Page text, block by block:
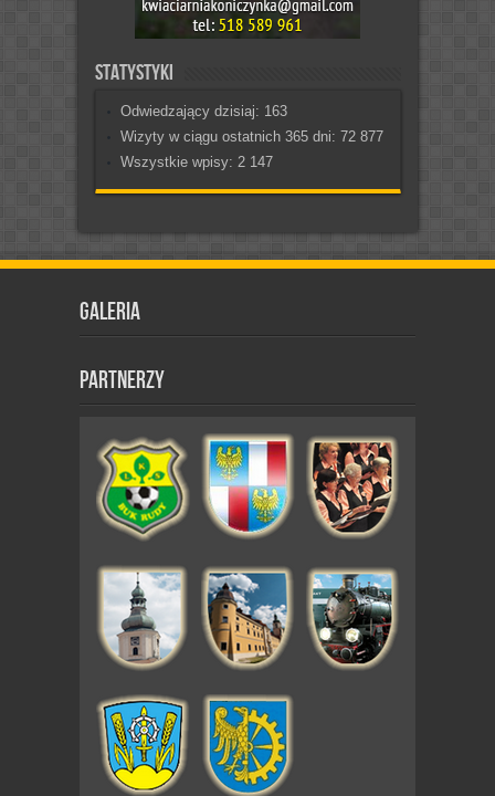
Statystyki
Odwiedzający dzisiaj: 163
Wizyty w ciągu ostatnich 365 dni: 72 877
Wszystkie wpisy: 2 147
Galeria
Partnerzy